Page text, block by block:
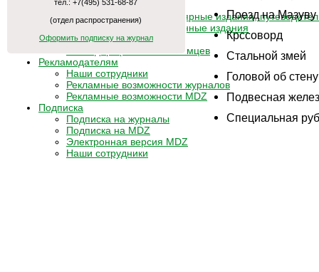
Антологии / каталоги
Научные и научно-популярные издания,
Литературно-художественные издания
Книги для детей
Календарь российских немцев
Рекламодателям
Наши сотрудники
Рекламные возможности журналов
Рекламные возможности MDZ
Подписка
Подписка на журналы
Подписка на MDZ
Электронная версия MDZ
Наши сотрудники
тел.: +7(495) 531-68-87
(отдел распространения)
Оформить подписку на журнал
Поезд на Мазуву
Крссоворд
Cтальной змей
Головой об стену
Подвесная
Специальная